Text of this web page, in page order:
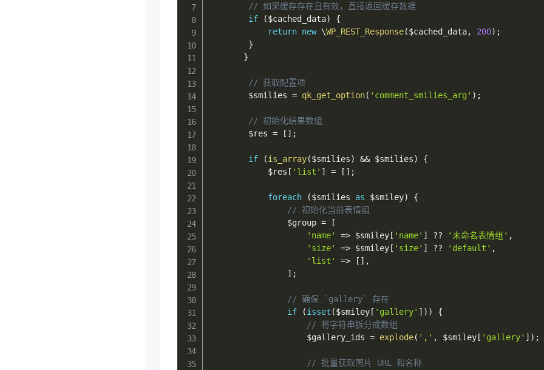
// 如果缓存存在且有效，直接返回缓存数据
if
($cached_data)
{
return new \WP_REST_Response($cached_data, 200) ;
}
}
// 获取配置项
$smilies = qk_get_option( 'comment_smilies_arg' ) ;
// 初始化结果数组
$res = [ ] ;
if (is_array($smilies) && $smilies)
{
$res [ 'list' ] = [ ] ;
foreach ($smilies as $smiley)
{
// 初始化当前表情组
$group =
[
'name'
=> $smiley [ 'name' ] ?? '未命名表情组' ,
'size'
=> $smiley [ 'size' ] ?? 'default' ,
'list'
=> [ ] ,
] ;
// 确保 `gallery` 存在
if
(isset ($smiley [ 'gallery' ] ) )
{
// 将字符串拆分成数组
$gallery_ids = explode( ',' , $smiley [ 'gallery' ] ) ;
// 批量获取图片 URL 和名称